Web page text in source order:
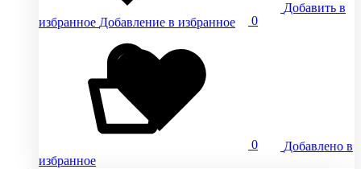
0
0
Добавить в
избранное Добавление в избранное
Добавлено в
избранное